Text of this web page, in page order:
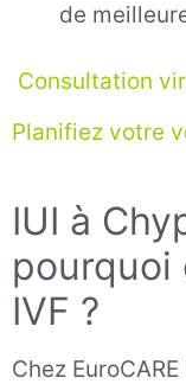
de
Consultation
Planifiez votre
IUI à
pourquoi
IVF ?
Chez